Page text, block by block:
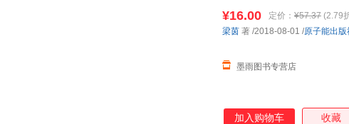
¥16.00 定价： ¥57.37 (2.79
墨雨图书专营店
梁茵 著 /2018-08-01 /原子能出版
加入购物车 收藏